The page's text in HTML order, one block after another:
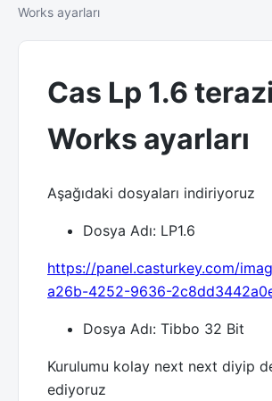
Works ayarları
Cas Lp 1.6
Works ayarları
Aşağıdaki dosyaları indiriyoruz
Dosya Adı: LP1.6
https://panel.casturkey.com/
a26b-4252-9636-
Dosya Adı: Tibbo 32 Bit
Kurulumu kolay next next diyip
ediyoruz